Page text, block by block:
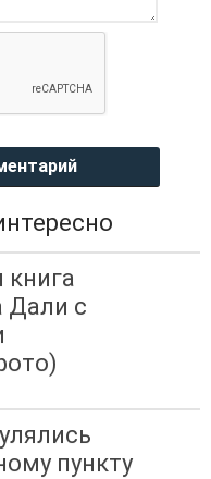
книга
Дали с
пункту